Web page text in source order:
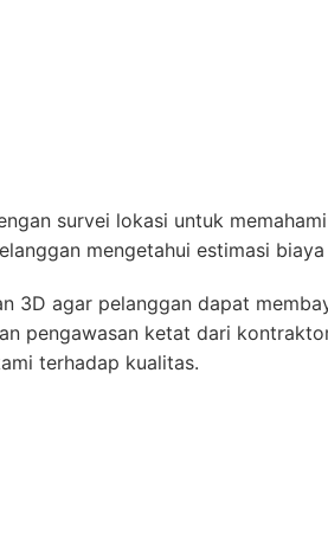
survei lokasi untuk
mengetahui estimasi
3D agar pelanggan dapat
pengawasan ketat dari
terhadap kualitas.